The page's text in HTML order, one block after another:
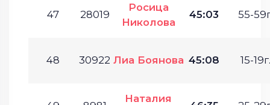
47 28019
Росица
Николова
45:03 55-
48 30922 Лиа Боянова 45:08 15-19г.
Наталия